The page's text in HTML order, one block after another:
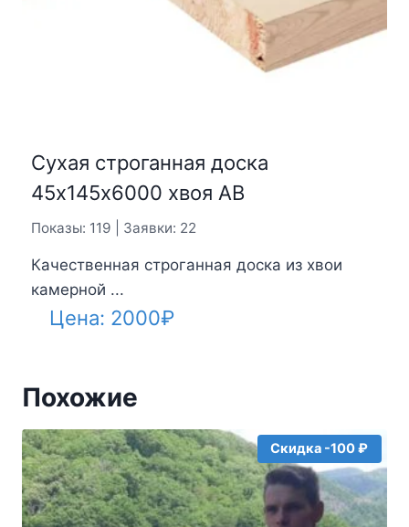
Сухая строганная доска
45х145х6000 хвоя АВ
Показы: 119 | Заявки: 22
Качественная строганная доска из хвои
камерной ...
Цена: 2000₽
Похожие
Скидка -100 ₽